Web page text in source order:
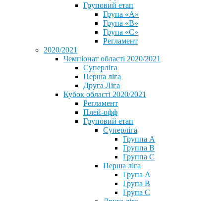
Груповий етап
Група «А»
Група «B»
Група «C»
Регламент
2020/2021
Чемпіонат області 2020/2021
Суперліга
Перша ліга
Друга Ліга
Кубок області 2020/2021
Регламент
Плей-офф
Груповий етап
Суперліга
Группа A
Группа B
Группа C
Перша ліга
Група A
Група B
Група C